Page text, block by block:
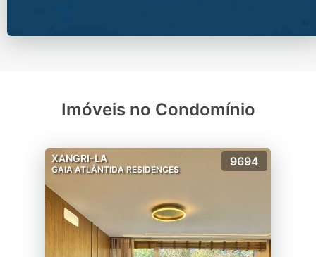
Imóveis no Condomínio
XANGRI-LA
GAIA ATLÂNTIDA RESIDENCES
9694